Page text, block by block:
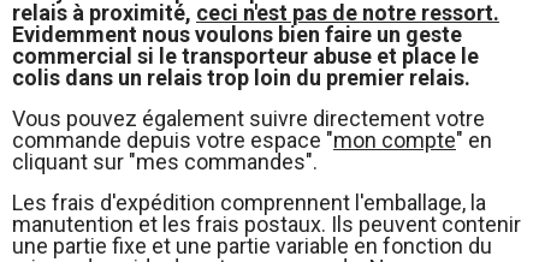
relais à proximité, ceci n'est pas de notre ressort.
Evidemment nous voulons bien faire un geste
commercial si le transporteur abuse et place le
colis dans un relais trop loin du premier relais.
Vous pouvez également suivre directement votre
commande depuis votre espace "mon compte" en
cliquant sur "mes commandes".
Les frais d'expédition comprennent l'emballage, la
manutention et les frais postaux. Ils peuvent contenir
une partie fixe et une partie variable en fonction du